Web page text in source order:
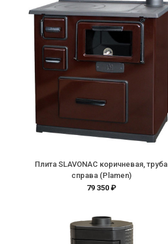
Плита SLAVONAC коричневая, труба
справа (Plamen)
79 350 ₽